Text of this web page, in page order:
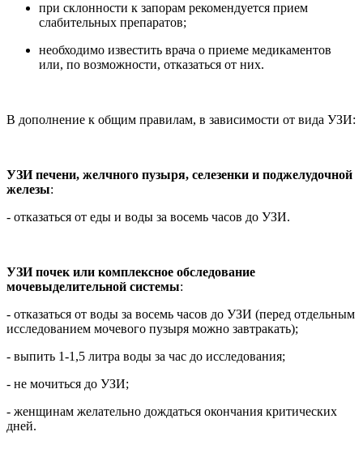
при склонности к запорам рекомендуется прием
слабительных препаратов;
необходимо известить врача о приеме медикаментов
или, по возможности, отказаться от них.
В дополнение к общим правилам, в зависимости от вида УЗИ:
УЗИ печени, желчного пузыря, селезенки и поджелудочной
железы:
- отказаться от еды и воды за восемь часов до УЗИ.
УЗИ почек или комплексное обследование
мочевыделительной системы:
- отказаться от воды за восемь часов до УЗИ (перед отдельным
исследованием мочевого пузыря можно завтракать);
- выпить 1-1,5 литра воды за час до исследования;
- не мочиться до УЗИ;
- женщинам желательно дождаться окончания критических
дней.